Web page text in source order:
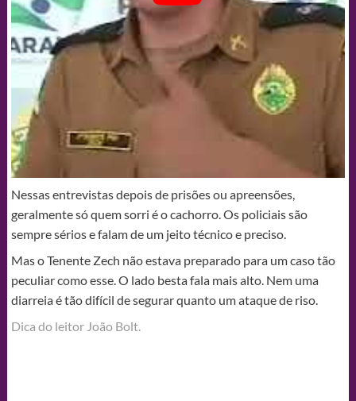
Nessas entrevistas depois de prisões ou apreensões,
geralmente só quem sorri é o cachorro. Os policiais são
sempre sérios e falam de um jeito técnico e preciso.
Mas o Tenente Zech não estava preparado para um caso tão
peculiar como esse. O lado besta fala mais alto. Nem uma
diarreia é tão difícil de segurar quanto um ataque de riso.
Dica do leitor João Bolt.